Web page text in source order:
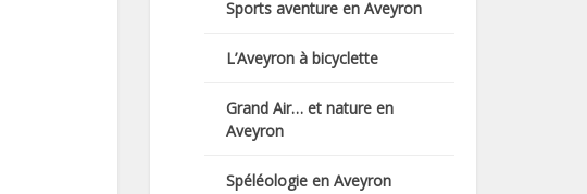
Sports aventure en Aveyron
L’Aveyron à bicyclette
Grand Air… et nature en
Aveyron
Spéléologie en Aveyron